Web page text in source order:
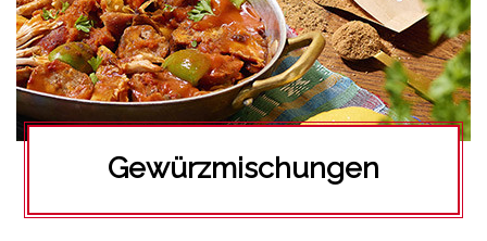
Gewürzmischungen